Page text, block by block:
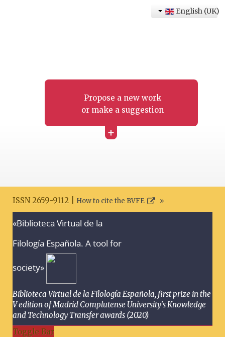
Propose a new work
or make a suggestion
+
English (UK)
ISSN 2659-9112 | How to cite the BVFE
«Biblioteca Virtual de la
Filología Española. A tool for
society»
Biblioteca Virtual de la Filología Española, first prize in the
V edition of Madrid Complutense University's Knowledge
and Technology Transfer awards (2020)
Toggle Bar